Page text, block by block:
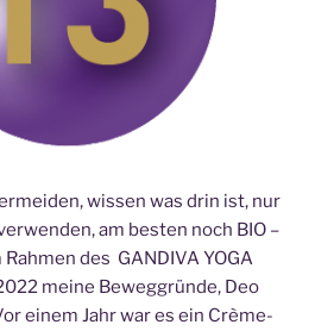
wissen was drin ist, nur
am besten noch BIO –
des GANDIVA YOGA
meine Beweggründe, Deo
einem Jahr war es ein Crème-